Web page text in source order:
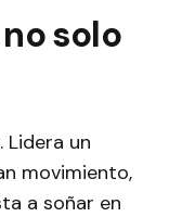
solo
Lidera un
movimiento,
a soñar en